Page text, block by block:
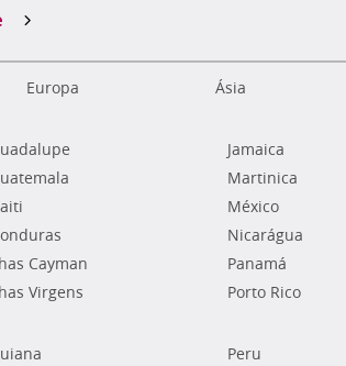
Europa Ásia
Cayman
Virgens
Jamaica
Martinica
México
Nicarágua
Panamá
Porto Rico
Peru